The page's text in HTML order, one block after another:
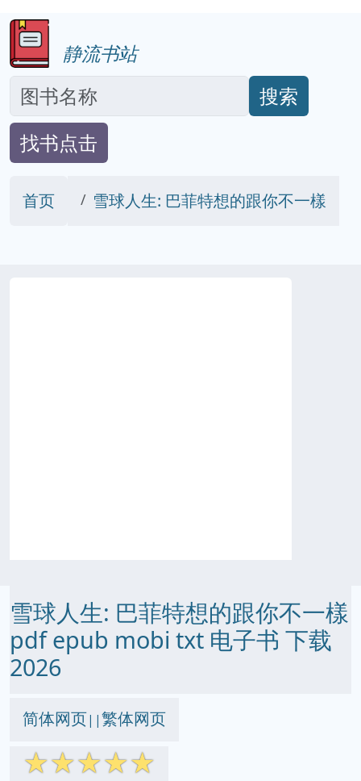
静流书站
搜索
找书点击
首页 雪球人生: 巴菲特想的跟你不一樣
雪球人生: 巴菲特想的跟你不一樣
pdf epub mobi txt 电子书 下载
2026
简体网页||繁体网页
☆☆☆☆☆